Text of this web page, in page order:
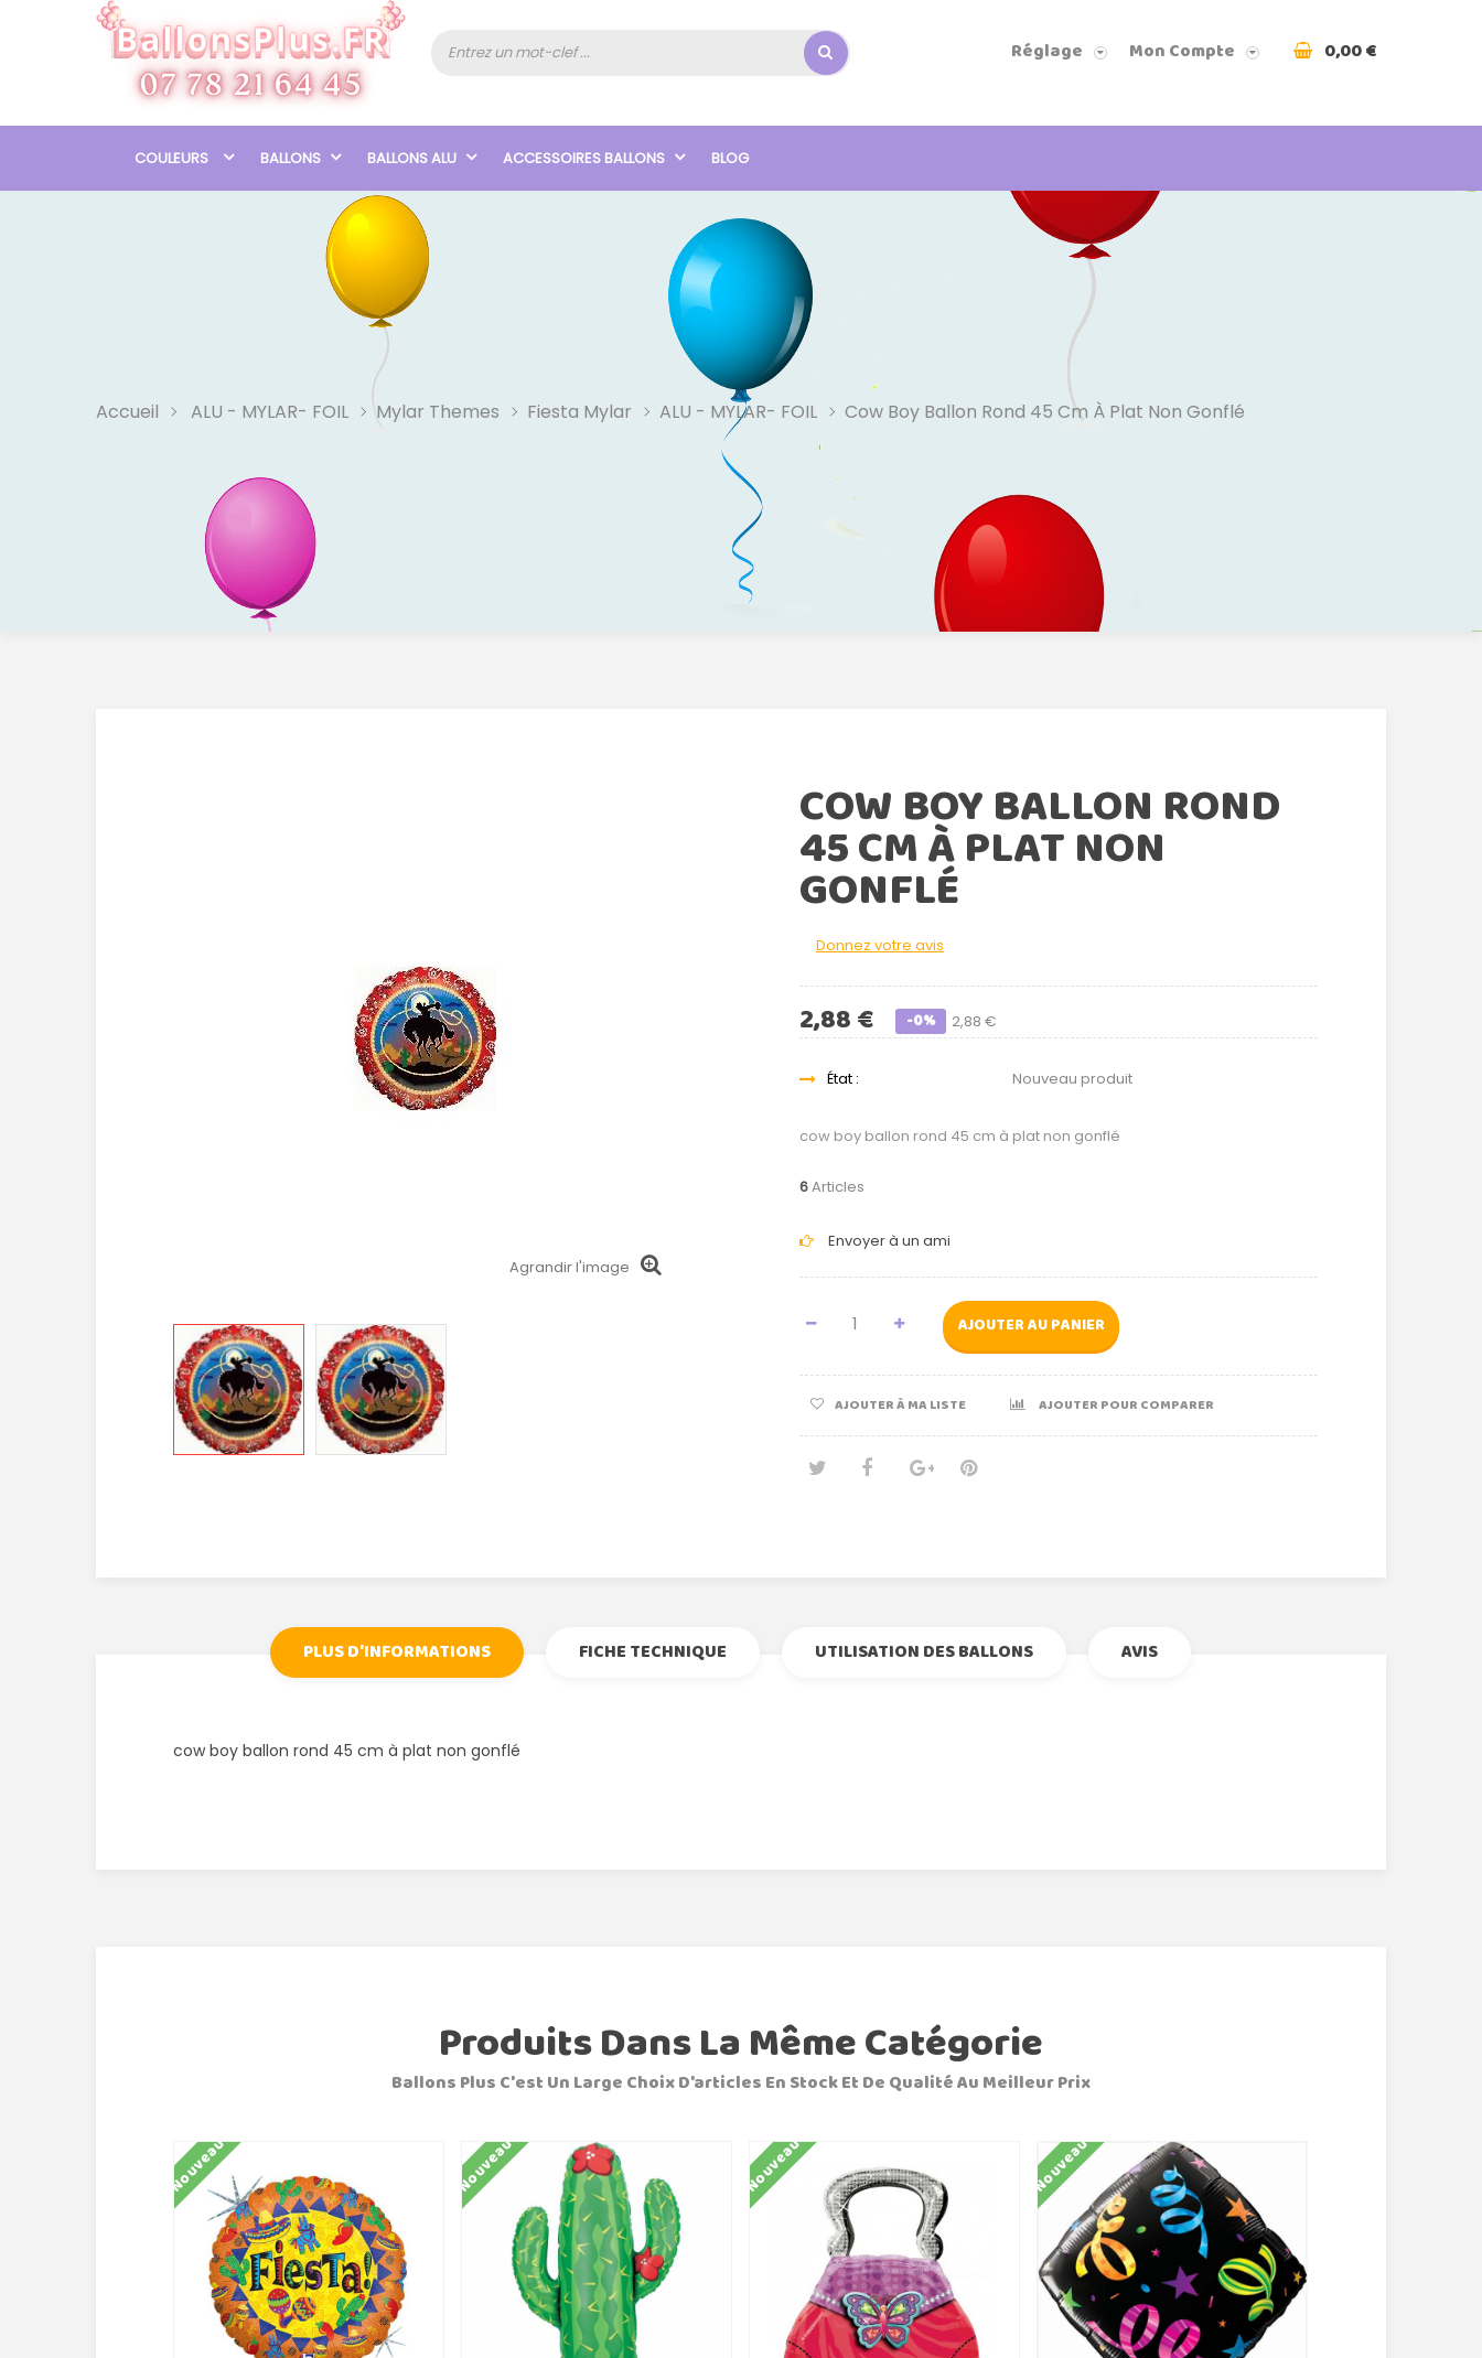
Réglage Mon Compte 0,00 €
COULEURS BALLONS BALLONS ALU ACCESSOIRES BALLONS BLOG
Accueil ALU - MYLAR- FOIL Mylar Themes Fiesta Mylar ALU - MYLAR- FOIL Cow Boy Ballon Rond 45 Cm À Plat Non Gonflé
Agrandir l'image
COW BOY BALLON ROND
45 CM À PLAT NON
GONFLÉ
Donnez votre avis
2,88 €
2,88 € -0%
État : Nouveau produit
cow boy ballon rond 45 cm à plat non gonflé
6Articles
Envoyer à un ami
AJOUTER AU PANIER
AJOUTER À MA LISTE AJOUTER POUR COMPARER
PLUS D'INFORMATIONS FICHE TECHNIQUE UTILISATION DES BALLONS AVIS
cow boy ballon rond 45 cm à plat non gonflé
Produits Dans La Même Catégorie
Ballons Plus C'est Un Large Choix D'articles En Stock Et De Qualité Au Meilleur Prix
Nouveau Nouveau Nouveau Nouveau